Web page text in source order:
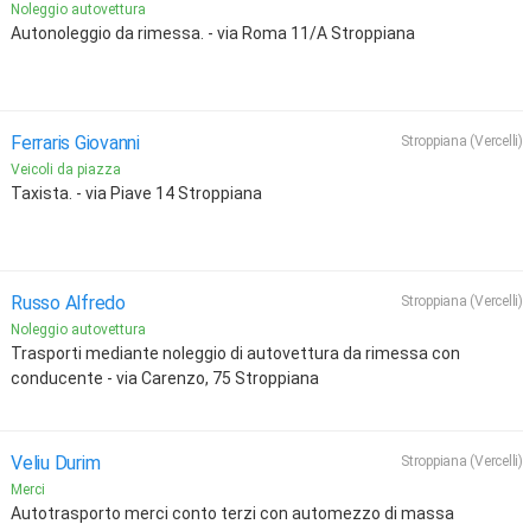
Noleggio autovettura
Autonoleggio da rimessa. - via Roma 11/A Stroppiana
Ferraris Giovanni
Stroppiana (Vercelli)
Veicoli da piazza
Taxista. - via Piave 14 Stroppiana
Russo Alfredo
Stroppiana (Vercelli)
Noleggio autovettura
Trasporti mediante noleggio di autovettura da rimessa con
conducente - via Carenzo, 75 Stroppiana
Veliu Durim
Stroppiana (Vercelli)
Merci
Autotrasporto merci conto terzi con automezzo di massa